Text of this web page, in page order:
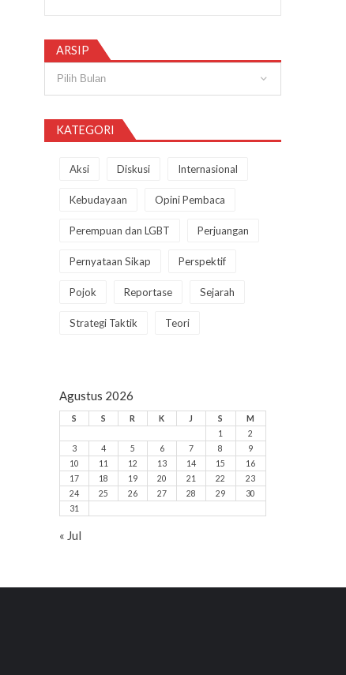
ARSIP
KATEGORI
Aksi Diskusi Internasional
Kebudayaan Opini Pembaca
Perempuan dan LGBT Perjuangan
Pernyataan Sikap Perspektif
Pojok Reportase Sejarah
Strategi Taktik Teori
Agustus 2026
S S R K J S
M
1
2
3
4 5 6 7 8
9
10
11 12 13 14 15
16
17
18 19 20 21 22
23
24
25 26 27 28 29
30
31
« Jul